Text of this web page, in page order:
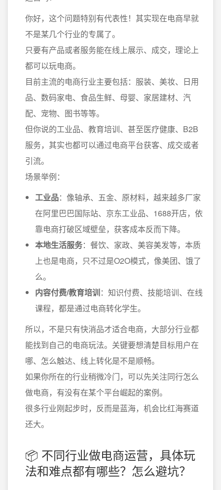
你好，这个问题特别有代表性！其实现在电商早就
不是某几个行业的专属了。
只要有产品或者服务能在线上展示、成交，理论上
都可以玩电商。
目前主流的电商行业主要包括：服装、美妆、日用
品、数码家电、食品生鲜、母婴、家居建材、汽
配、宠物、图书等等。
但你说的工业品、教育培训、甚至医疗健康、B2B
服务，其实也都可以通过电商平台获客、成交或者
引流。
场景举例：
工业品：像轴承、五金、原材料，越来越多厂家
在阿里巴巴国际站、京东工业品、1688开店，依
靠电商打破区域壁垒，获客成本反而下降。
本地生活服务：餐饮、家政、美容美发等，本质
上也是电商，只不过是O2O模式，像美团、饿了
么。
内容付费/教育培训：知识付费、技能培训、在线
课程，都是通过电商转化学生。
所以，不是只有快消品才适合电商，大部分行业都
能找到自己的电商玩法。关键要想清楚目标用户在
哪、怎么触达、线上转化是不是顺畅。
如果你所在的行业稍微冷门，可以先关注同行怎么
做电商，有没有在某个平台崛起的案例。
很多行业刚起步时，反而是蓝海，机会比红海赛道
还大。
📦 不同行业做电商运营，具体玩
法和难点都有哪些？怎么避坑？